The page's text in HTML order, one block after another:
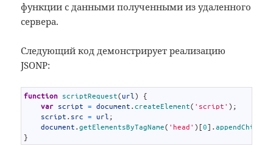
функции с данными полученными из удаленного
сервера.
Следующий код демонстрирует реализацию
JSONP:
function scriptRequest(url)
{
var
script = document .createElement( 'script' ) ;
script . src = url ;
document .getElementsByTagName( 'head' ) [0] .appendChild
}